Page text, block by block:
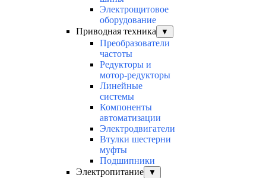
Электрощитовое
оборудование
Приводная техника
▼
Преобразователи
частоты
Редукторы и
мотор-редукторы
Линейные
системы
Компоненты
автоматизации
Электродвигатели
Втулки шестерни
муфты
Подшипники
Электропитание
▼